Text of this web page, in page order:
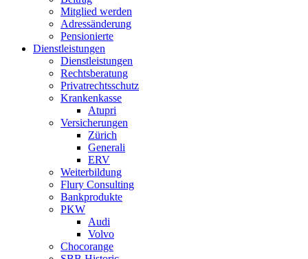
Mitglied werden
Adressänderung
Pensionierte
Dienstleistungen
Dienstleistungen
Rechtsberatung
Privatrechtsschutz
Krankenkasse
Atupri
Versicherungen
Zürich
Generali
ERV
Weiterbildung
Flury Consulting
Bankprodukte
PKW
Audi
Volvo
Chocorange